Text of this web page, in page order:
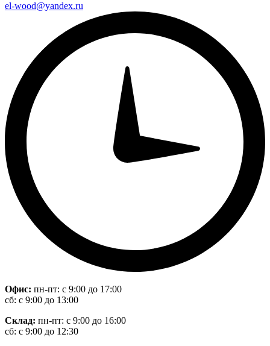
el-wood@yandex.ru
Офис: пн-пт: с 9:00 до 17:00
сб: с 9:00 до 13:00
Склад: пн-пт: с 9:00 до 16:00
сб: с 9:00 до 12:30